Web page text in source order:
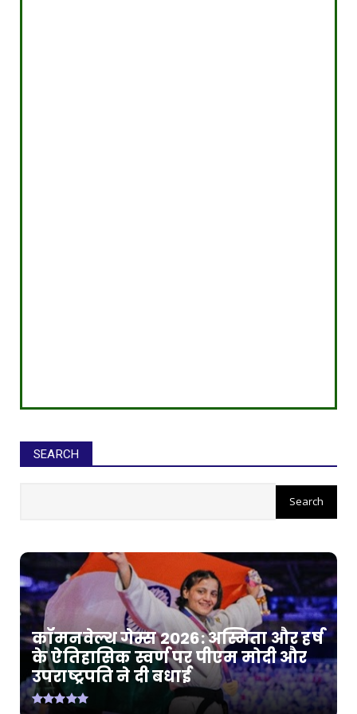
SEARCH
कॉमनवेल्थ गेम्स 2026: अस्मिता और हर्ष
के ऐतिहासिक स्वर्ण पर पीएम मोदी और
उपराष्ट्रपति ने दी बधाई